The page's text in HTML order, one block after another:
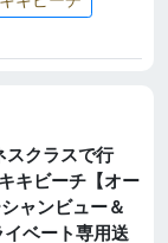
スクラスで行
キビーチ【オー
ャンビュー＆
ベート専用送